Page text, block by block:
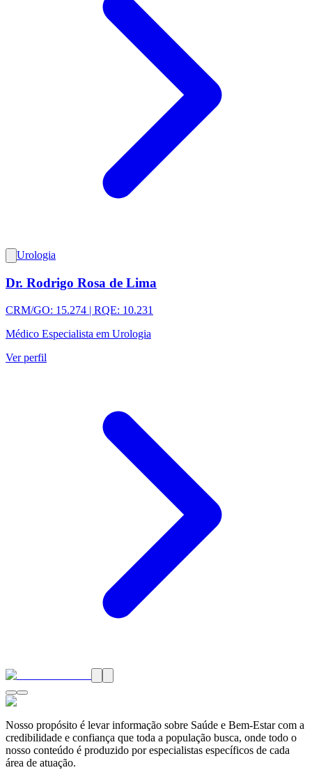
Urologia
Dr. Rodrigo Rosa de Lima
CRM/GO: 15.274 | RQE: 10.231
Médico Especialista em Urologia
Ver perfil
Nosso propósito é levar informação sobre Saúde e Bem-Estar com a
credibilidade e confiança que toda a população busca, onde todo o
nosso conteúdo é produzido por especialistas específicos de cada
área de atuação.